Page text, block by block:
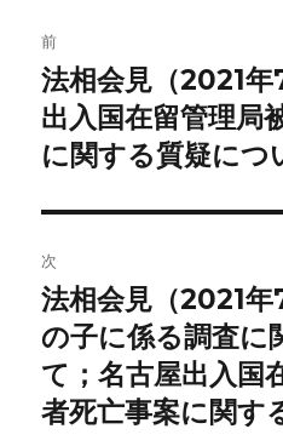
稿
ナ
ビ
ゲ
ー
シ
ョ
ン
前
前
の
投
法相会見（2021
出入国在留管理局
に関する質疑につ
次
次
の
投
稿:
法相会見（2021
の子に係る調査に
て；名古屋出入国
者死亡事案に関す